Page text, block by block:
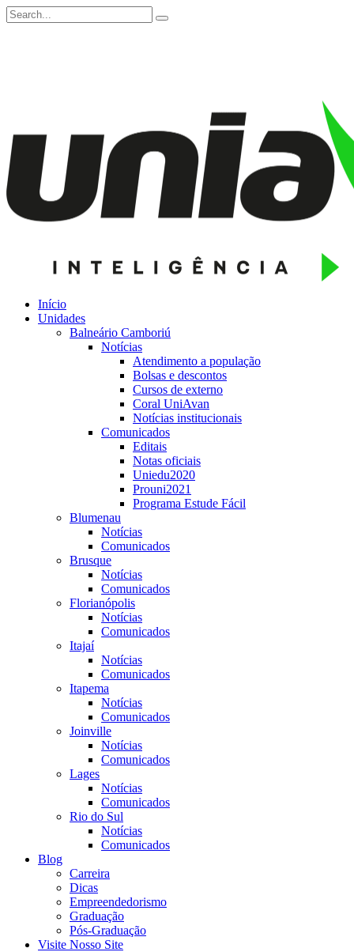
Início
Unidades
Balneário Camboriú
Notícias
Atendimento a população
Bolsas e descontos
Cursos de externo
Coral UniAvan
Notícias institucionais
Comunicados
Editais
Notas oficiais
Uniedu2020
Prouni2021
Programa Estude Fácil
Blumenau
Notícias
Comunicados
Brusque
Notícias
Comunicados
Florianópolis
Notícias
Comunicados
Itajaí
Notícias
Comunicados
Itapema
Notícias
Comunicados
Joinville
Notícias
Comunicados
Lages
Notícias
Comunicados
Rio do Sul
Notícias
Comunicados
Blog
Carreira
Dicas
Empreendedorismo
Graduação
Pós-Graduação
Visite Nosso Site